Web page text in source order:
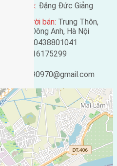
Tên liên lạc: Đặng Đức Giảng
Địa chỉ người bán: Trung Thôn,
Đông Hội, Đông Anh, Hà Nội
0438801041
0916175299
ducgiang090970@gmail.com